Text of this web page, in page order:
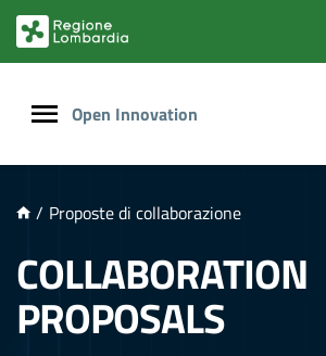
PRINCIPALE
Open Innovation
/ Proposte di collaborazione
COLLABORATION
PROPOSALS